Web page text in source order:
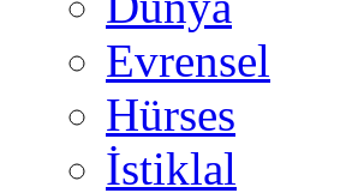
Evrensel
Hürses
İstiklal